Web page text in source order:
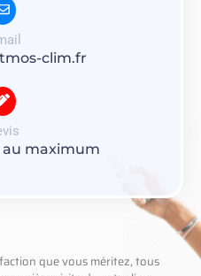
clim.fr
au maximum
que vous méritez, tous